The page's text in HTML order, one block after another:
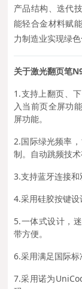
产品结构、迭代
能轻合金材料赋
力制造业实现绿
关于激光翻页笔
1.支持上翻页、
入当前页全屏功
屏功能。
2.国际绿光频率
制。自动跳频技
3.支持蓝牙连接和
4.采用硅胶按键设
5.一体式设计，
带方便。
6.采用满足国际标
7.采用诺为